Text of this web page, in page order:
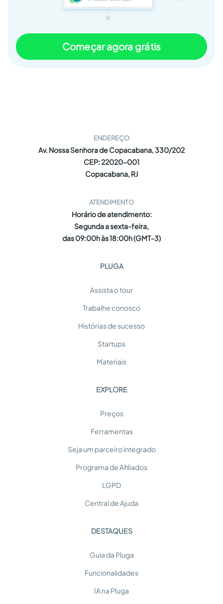
Começar agora grátis
ENDEREÇO
Av. Nossa Senhora de Copacabana, 330/202
CEP: 22020-001
Copacabana, RJ
ATENDIMENTO
Horário de atendimento:
Segunda a sexta-feira,
das 09:00h às 18:00h (GMT-3)
PLUGA
Assista o tour
Trabalhe conosco
Histórias de sucesso
Startups
Materiais
EXPLORE
Preços
Ferramentas
Seja um parceiro integrado
Programa de Afiliados
LGPD
Central de Ajuda
DESTAQUES
Guia da Pluga
Funcionalidades
IA na Pluga